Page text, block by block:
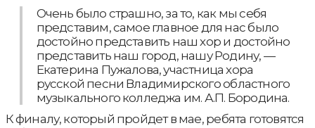
Очень было страшно, за то, как мы себя
представим, самое главное для нас было
достойно представить наш хор и достойно
представить наш город, нашу Родину, —
Екатерина Пужалова, участница хора
русской песни Владимирского областного
музыкального колледжа им. А.П. Бородина.
К финалу, который пройдет в мае, ребята готовятся